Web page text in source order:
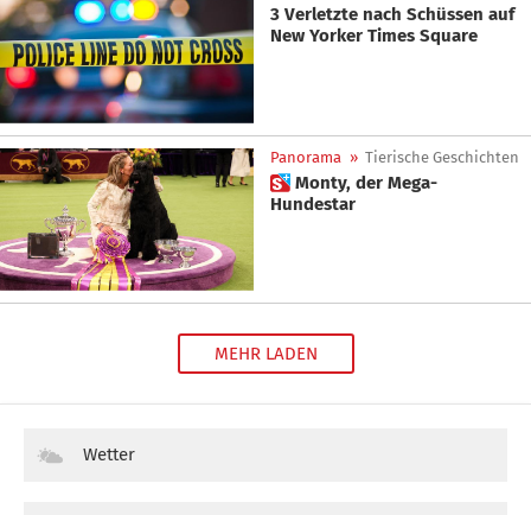
3 Verletzte nach Schüssen auf
New Yorker Times Square
Panorama » Tierische Geschichten
 Monty, der Mega-
Hundestar
MEHR LADEN
Wetter